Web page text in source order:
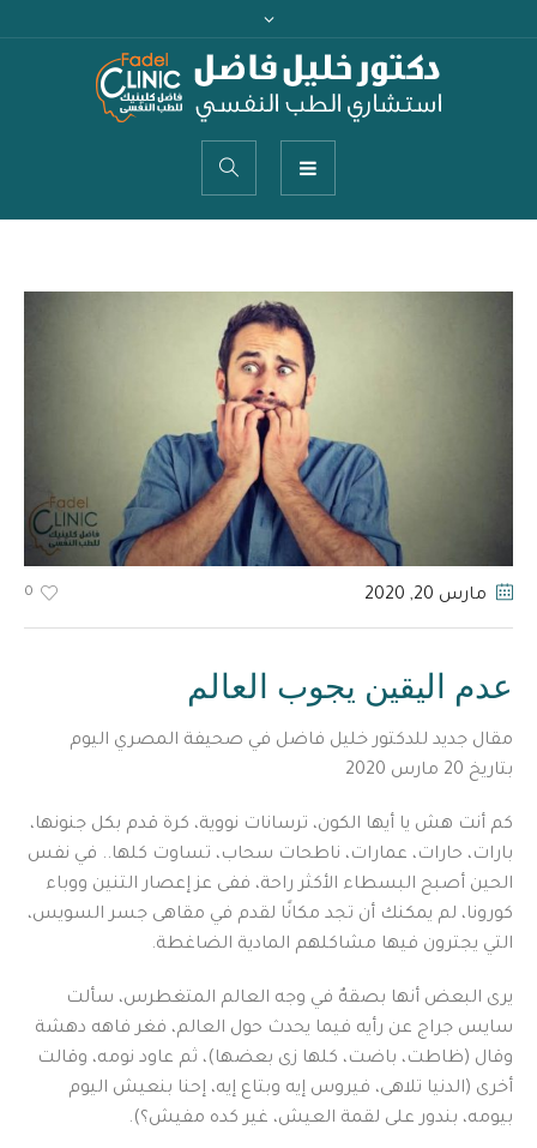
مارس 20 , 2020
0
عدم اليقين يجوب العالم
مقال جديد للدكتور خليل فاضل في صحيفة المصري اليوم
بتاريخ 20 مارس 2020
كم أنت هش يا أيها الكون، ترسانات نووية، كرة قدم بكل جنونها،
بارات، حارات، عمارات، ناطحات سحاب، تساوت كلها.. في نفس
الحين أصبح البسطاء الأكثر راحة، ففى عز إعصار التنين ووباء
كورونا، لم يمكنك أن تجد مكانًا لقدم في مقاهى جسر السويس،
التي يجترون فيها مشاكلهم المادية الضاغطة.
يرى البعض أنها بصقهٌ في وجه العالم المتغطرس، سألت
سايس جراج عن رأيه فيما يحدث حول العالم، فغر فاهه دهشة
وقال (ظاطت، باضت، كلها زى بعضها)، ثم عاود نومه، وقالت
أخرى (الدنيا تلاهى، فيروس إيه وبتاع إيه، إحنا بنعيش اليوم
بيومه، بندور على لقمة العيش، غير كده مفيش؟).